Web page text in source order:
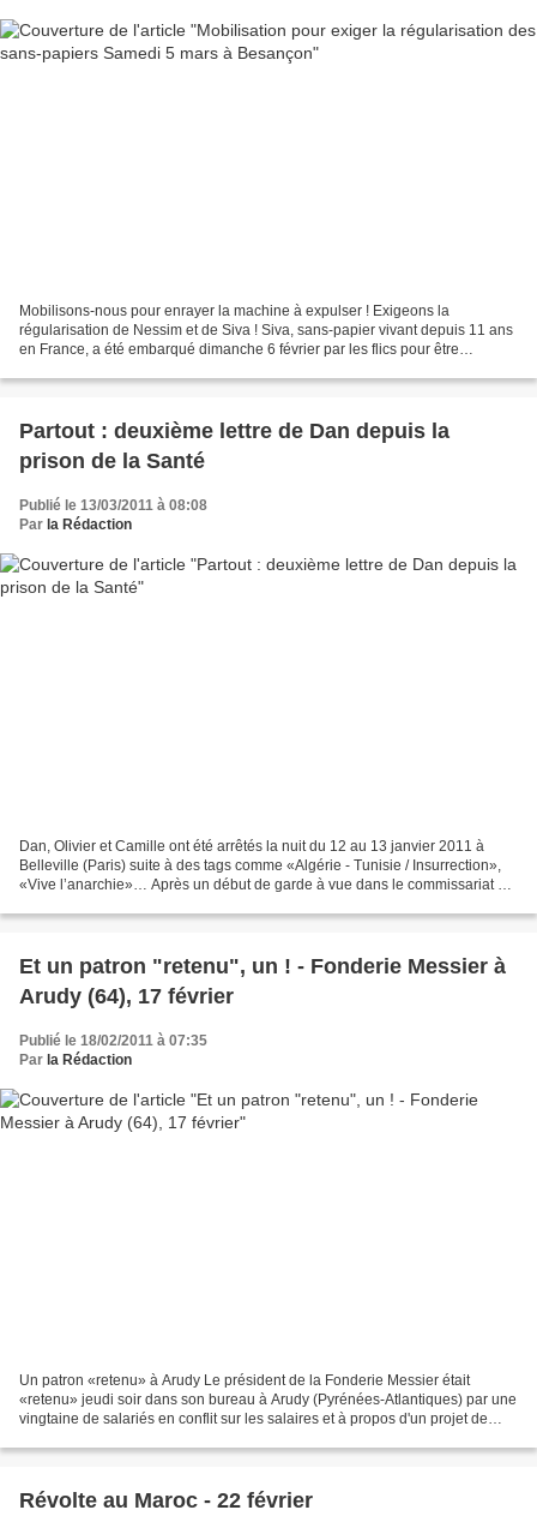
Mobilisons-nous pour enrayer la machine à expulser ! Exigeons la
régularisation de Nessim et de Siva ! Siva, sans-papier vivant depuis 11 ans
en France, a été embarqué dimanche 6 février par les flics pour être
Partout : deuxième lettre de Dan depuis la
prison de la Santé
Publié le 13/03/2011 à 08:08
Par la Rédaction
Dan, Olivier et Camille ont été arrêtés la nuit du 12 au 13 janvier 2011 à
Belleville (Paris) suite à des tags comme «Algérie - Tunisie / Insurrection»,
«Vive l’anarchie»… Après un début de garde à vue dans le commissariat du
Et un patron "retenu", un ! - Fonderie Messier à
Arudy (64), 17 février
Publié le 18/02/2011 à 07:35
Par la Rédaction
Un patron «retenu» à Arudy Le président de la Fonderie Messier était
«retenu» jeudi soir dans son bureau à Arudy (Pyrénées-Atlantiques) par une
vingtaine de salariés en conflit sur les salaires et à propos d'un projet de
Révolte au Maroc - 22 février